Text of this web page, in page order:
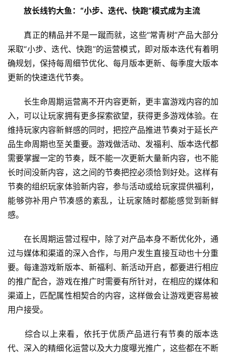
戏
休
戏
0
2
5
第
十
三
茶
奖
7
放长线钓大鱼：“小步、迭代、快跑”模式成为主流
真正的精品并不是一蹴而就，这些“常青树”产品大部分
采取“小步、迭代、快跑”的运营模式，即对版本迭代有着明
确规划，保持每周细节优化、每月版本更新、每季度大版本
更新的快速迭代节奏。
长生命周期运营离不开内容更新，更丰富游戏内容的加
入，可以让玩家拥有更多探索欲望，获得更多游戏体验。在
维持玩家内容新鲜感的同时，把控产品推进节奏对于延长产
品生命周期也至关重要。游戏做活动、发福利、版本迭代都
需要掌握一定的节奏，既不能一次更新大量新内容，也不能
长时间没新内容，这之间的节奏把控必须恰到好处。这样有
节奏的组织玩家体验新内容，参与活动或给玩家提供福利，
能够弥补用户节凑感的紊乱，让玩家随时都能感觉到新鲜
感。
在长周期运营过程中，除了对产品本身不断优化外，通
过与媒体和渠道的深入合作，与用户发生直接互动也十分重
要。每逢游戏新版本、新福利、新活动开启，都要进行相应
的推广配合，游戏在推广时需要有所针对，在相应的媒体和
渠道上，匹配属性相契合的内容，这样做会让游戏更容易被
用户接受。
综合以上来看，依托于优质产品进行有节奏的版本迭
代、深入的精细化运营以及大力度曝光推广，这些都在不断